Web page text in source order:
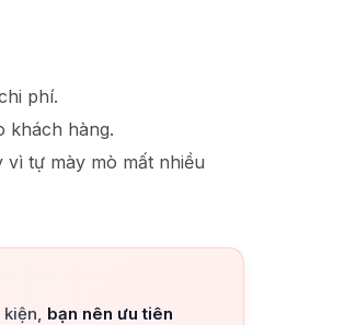
phí.
khách hàng.
tự mày mò mất nhiều
bạn nên ưu tiên